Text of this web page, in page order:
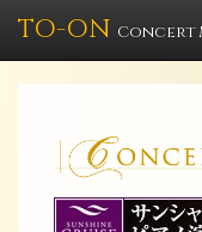
TO-ON Concert